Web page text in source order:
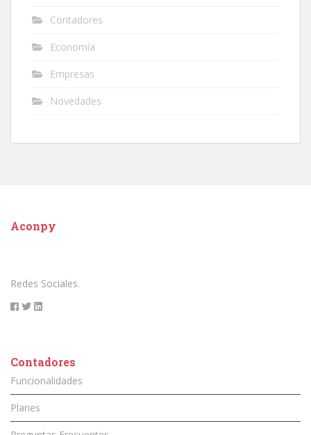
Contadores
Economía
Empresas
Novedades
Aconpy
Redes Sociales.
Contadores
Funcionalidades
Planes